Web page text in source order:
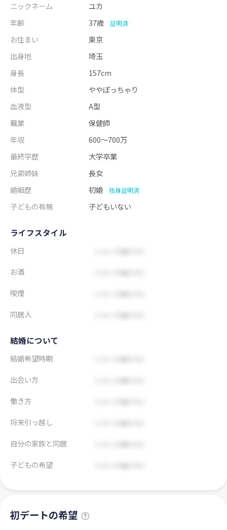
ニックネーム
ユカ
年齢
37歳 証明済
お住まい
東京
出身地
埼玉
身長
157cm
体型
ややぽっちゃり
血液型
A型
職業
保健師
年収
600～700万
最終学歴
大学卒業
兄弟姉妹
長女
婚姻歴
初婚 独身証明済
子どもの有無 子どもいない
ライフスタイル
休日
お酒
喫煙
同居人
結婚について
結婚希望時期
出会い方
働き方
将来引っ越し
自分の家族と同居
子どもの希望
初デートの希望